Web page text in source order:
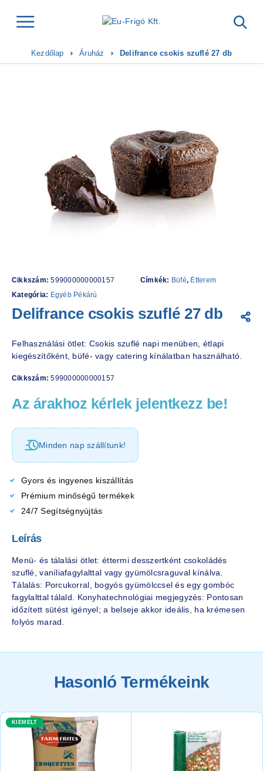
Kezdőlap Áruház Delifrance csokis szuflé 27 db
Cikkszám:599000000000157
Kategória: Egyéb Pékárú
Címkék: Büfé, Étterem
Delifrance csokis szuflé 27 db
Felhasználási ötlet: Csokis szuflé napi menüben, étlapi
kiegészítőként, büfé- vagy catering kínálatban használható.
Cikkszám:599000000000157
Az árakhoz kérlek jelentkezz be!
Minden nap szállítunk!
Gyors és ingyenes kiszállítás
Prémium minőségű termékek
24/7 Segítségnyújtás
Leírás
Menü- és tálalási ötlet: éttermi desszertként csokoládés
szuflé, vaníliafagylalttal vagy gyümölcsraguval kínálva.
Tálalás: Porcukorral, bogyós gyümölccsel és egy gombóc
fagylalttal tálald. Konyhatechnológiai megjegyzés: Pontosan
időzített sütést igényel; a belseje akkor ideális, ha krémesen
folyós marad.
Hasonló Termékeink
KIEMELT